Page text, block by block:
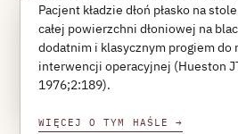
Pacjent kładzie dłoń płasko na
całej powierzchni dłoniowej na
dodatnim i klasycznym progiem do
interwencji operacyjnej (Hueston
1976;2:189).
WIĘCEJ O TYM HAŚLE→
REFERENCE 14
Hueston JT.Med J Aust.
PubMedDOI